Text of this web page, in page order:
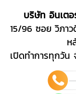
บริษัท อินเต
15/96 ซอย วิภา
ห
เปิดทำการทุกวัน